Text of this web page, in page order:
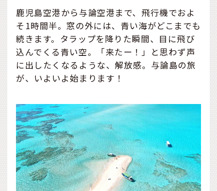
鹿児島空港から与論空港まで、飛行機でおよ
そ1時間半。窓の外には、青い海がどこまでも
続きます。タラップを降りた瞬間、目に飛び
込んでくる青い空。「来たー！」と思わず声
に出したくなるような、解放感。与論島の旅
が、いよいよ始まります！